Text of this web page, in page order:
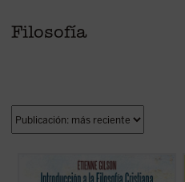
Filosofía
Prólogo de Juan Miguel Palacios